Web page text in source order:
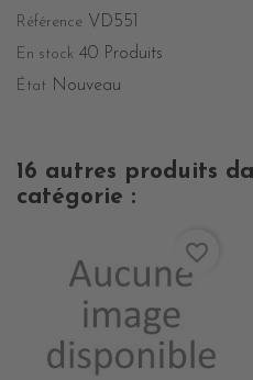
Référence VD551
En stock 40 Produits
État Nouveau
16 autres produits
catégorie :
favorite_border